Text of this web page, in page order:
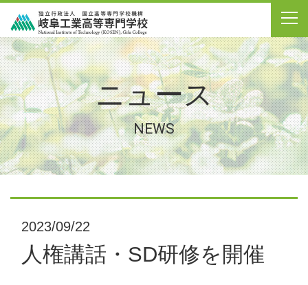
ニュース
NEWS
2023/09/22
人権講話・SD研修を開催